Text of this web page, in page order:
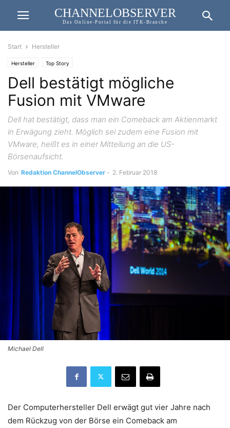
CHANNELOBSERVER
Das Online-Portal für die ITK-Branche
Start Hersteller
Hersteller Top Story
Dell bestätigt mögliche
Fusion mit VMware
Dell hat bestätigt, dass man ein Comeback am Aktienmarkt
in Erwägung zieht. Möglich sei zudem eine Fusion mit
VMware, heißt es in einer Mitteilung an die US-
Börsenaufsicht.
Von Redaktion ChannelObserver - 2. Februar 2018
Michael Dell
Der Computerhersteller Dell erwägt gut vier Jahre nach
dem Rückzug von der Börse ein Comeback am